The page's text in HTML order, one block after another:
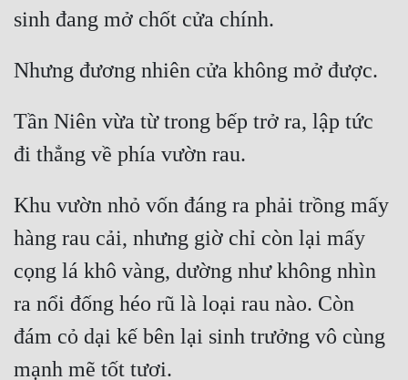
Tần Niên vừa từ trong bếp trở ra, lập tức
Khu vườn nhỏ vốn đáng ra phải trồng mấy
hàng rau cải, nhưng giờ chỉ còn lại mấy
cọng lá khô vàng, dường như không nhìn
ra nổi đống héo rũ là loại rau nào. Còn
đám cỏ dại kế bên lại sinh trưởng vô cùng